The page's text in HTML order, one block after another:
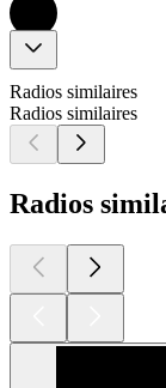
Radios similaires
Radios similaires
Radios